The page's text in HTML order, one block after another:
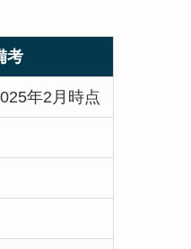
考
年2月時点